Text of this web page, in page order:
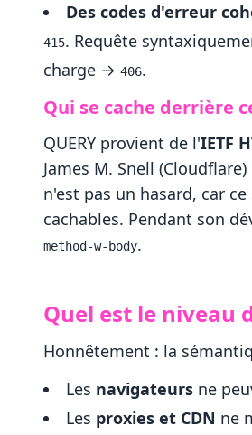
Des codes d'erreur
415. Requête
charge → 406.
Qui se cache derrière
QUERY provient de l'IETF
James M. Snell
n'est pas un hasard, car
cachables. Pendant son
method-w-body.
Quel est le niveau
Honnêtement : la
Les navigateurs ne
Les proxies et CDN ne